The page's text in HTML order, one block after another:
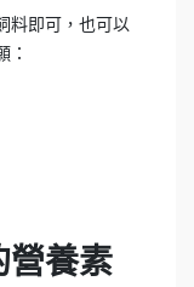
料即可，也可以
：
營養素